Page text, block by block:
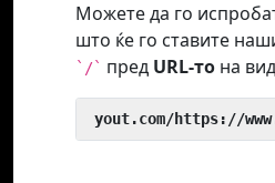
Можете да го
што ќе го ставите
`/` пред URL-то на
yout.com/https://